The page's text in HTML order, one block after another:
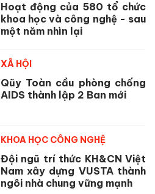
Hoạt động của 580 tổ chức
khoa học và công nghệ - sau
một năm nhìn lại
XÃ HỘI
Qũy Toàn cầu phòng chống
AIDS thành lập 2 Ban mới
KHOA HỌC CÔNG NGHỆ
Đội ngũ trí thức KH&CN Việt
Nam xây dựng VUSTA thành
ngôi nhà chung vững mạnh